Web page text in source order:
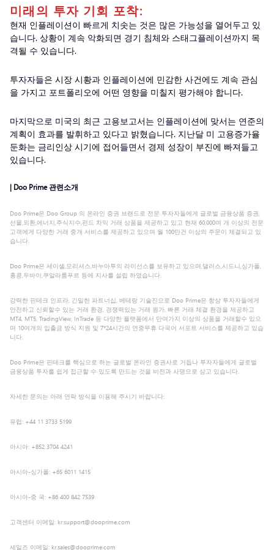
미래의 투자 기회 포착:
현재 인플레이션이 빠르게 치솟는 것은 많은 가능성을 열어두고 있
습니다. 상황이 계속 악화되면 경기 침체와 스태그플레이션까지 목
격될 수 있습니다.
투자자들은 시장 시황과 인플레이션에 민감한 사건에도 계속 관심
을 가지고 포트폴리오에 어떤 영향을 미칠지 평가해야 합니다.
마지막으로 미국의 최근 고용보고서는 인플레이션에 맞서는 연준의
계획이 효과를 발휘하고 있다고 밝혔습니다. 지난달 미 고용증가율
둔화는 금리인상 시기에 접어들면서 경제 성장이 부진에 빠져들고
있습니다.
| Doo Prime 관련소개
Doo Prime은 Doo Group 의 온라인 증권 브랜드로 전문 투자자들에게 글로벌 금융상품 증권,
선물,외환,에너지,주식지수,펀드 차익 거래 상품을 제공하고 있고 현재 60,000여 개 이상의 전문
고객에게 다양한 거래 중개 서비스를 제공하고 있으며 월 100만건 이상의 주문이 체결되고 있
습니다.
Doo Prime은 세이셸,모리셔스,바누아투의 라이선스를 보유하고 있으며,댈러스,시드니,싱가폴,
홍콩,두바이,쿠알라룸푸르 등에 지사를 설립 하였습니다.
강력한 핀테크 인프라, 긴밀한 파트너십, 베테랑 기술진으로 Doo Prime은 항상 투자자들에게
안전하고 신뢰할수 있는 거래 환경, 경쟁력있는 거래 원가, 빠른 거래 체결 환경을 제공하고
MT4, MT5, TradingView, InTrade 등 다양한 플랫폼에서 만여가지 이상의 상품을 거래할수 있으
며 10여개의 입출금 방식 지원 및 7*24시간의 연중무휴 다국어 서포트 서비스를 제공하고 있습
니다.
Doo Prime은 핀테크를 핵심으로 하는 글로벌 온라인 증권사로 거듭나 투자자들에게 글로벌
금융상품 투자를 쉽게 접근할 수 있도록 만드는 것을 비전과 사명으로 삼고 있습니다.
자세한 문의는 아래 연락 방식을 이용해 주시기 바랍니다:
유럽: +44 11 3733 5199
아시아: +852 3704 4241
아시아-싱가폴: +65 6011 1415
아시아-중 국: +86 400 842 7539
고객센터 이메일: kr.support@dooprime.com
세일즈 이메일: kr.sales@dooprime.com